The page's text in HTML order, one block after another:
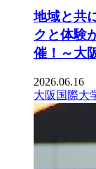
地域と共
クと体験
催！～大
2026.06.16
大阪国際大